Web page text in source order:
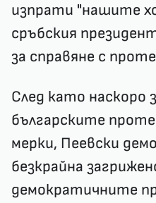
изпрати "нашите
сръбския
за справяне с
След като наскоро
българските
мерки, Пеевски
безкрайна
демократичните